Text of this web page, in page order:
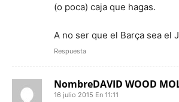
(o poca) caja que hagas.
A no ser que el Barça sea el
Respuesta
NombreDAVID WOOD
16 julio 2015 En 11:11